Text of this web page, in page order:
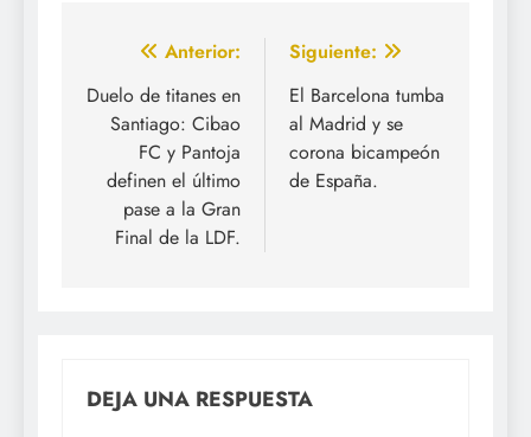
Navegación
de
entradas
Anterior:
Duelo de titanes en
Santiago: Cibao
FC y Pantoja
definen el último
pase a la Gran
Final de la LDF.
Siguiente:
El Barcelona tumba
al Madrid y se
corona bicampeón
de España.
DEJA UNA RESPUESTA